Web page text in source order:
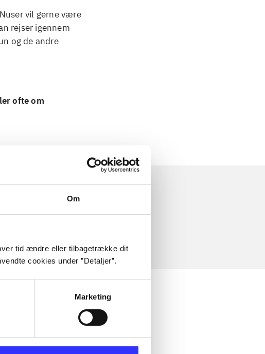
Om
tid ændre eller tilbagetrække dit
cookies under ”Detaljer”.
Marketing
vil gerne være
rejser igennem
og de andre
ofte om